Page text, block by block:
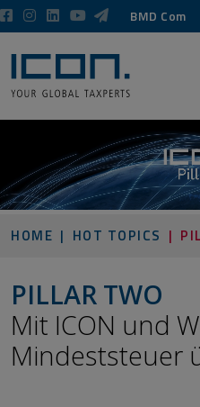
BMD Com
HOME HOT TOPICS
PILLAR TWO
​​​​​​​Mit ICON und
Mindeststeuer